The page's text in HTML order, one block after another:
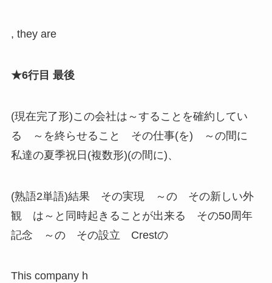
, they are
★6行目 最後
(現在完了形)この会社は～することを確約してい
る ～を終らせること その仕事(を) ～の間に
私達の夏季祝日(複数形)(の間に)、
(熟語2単語)結果 その実現 ～の その新しい外
観 は～と同時起きることが出来る その50周年
記念 ～の その設立 Crestの
This company h